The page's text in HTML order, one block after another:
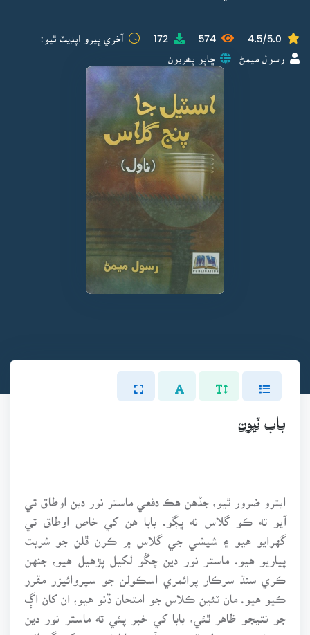
4.5/5.0
574
172 آخري ڀيرو اپڊيٽ ٿيو:
رسول ميمڻ ڇاپو پھريون
باب ٽيون
ايترو ضرور ٿيو، جڏهن هڪ دفعي ماستر نور دين اوطاق تي
آيو ته ڪو گلاس نه ڀڳو. بابا هن کي خاص اوطاق تي
گهرايو هيو ۽ شيشي جي گلاس ۾ ڪرن ڦلن جو شربت
پياريو هيو. ماستر نور دين چڱو لکيل پڙهيل هيو، جنهن
ڪري سنڌ سرڪار پرائمري اسڪولن جو سپروائيزر مقرر
ڪيو هيو. مان ٽئين ڪلاس جو امتحان ڏنو هيو، ان کان اڳ
جو نتيجو ظاهر ٿئي، بابا کي خبر پئي ته ماستر نور دين
وٽ نتيجي جي لسٽ موجود آهي. بابا نور دين کي گهرائي